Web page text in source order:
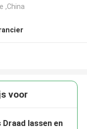
,China
voor
lassen en